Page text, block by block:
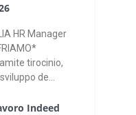
HR Manager
tirocinio,
de...
Indeed